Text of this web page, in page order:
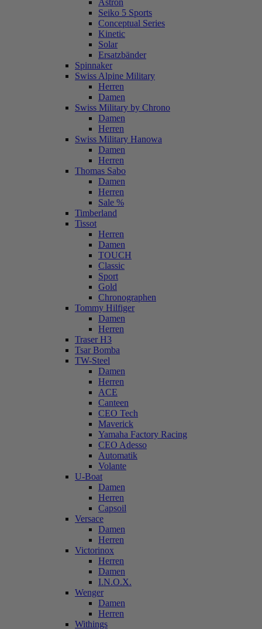
Astron
Seiko 5 Sports
Conceptual Series
Kinetic
Solar
Ersatzbänder
Spinnaker
Swiss Alpine Military
Herren
Damen
Swiss Military by Chrono
Damen
Herren
Swiss Military Hanowa
Damen
Herren
Thomas Sabo
Damen
Herren
Sale %
Timberland
Tissot
Herren
Damen
TOUCH
Classic
Sport
Gold
Chronographen
Tommy Hilfiger
Damen
Herren
Traser H3
Tsar Bomba
TW-Steel
Damen
Herren
ACE
Canteen
CEO Tech
Maverick
Yamaha Factory Racing
CEO Adesso
Automatik
Volante
U-Boat
Damen
Herren
Capsoil
Versace
Damen
Herren
Victorinox
Herren
Damen
I.N.O.X.
Wenger
Damen
Herren
Withings